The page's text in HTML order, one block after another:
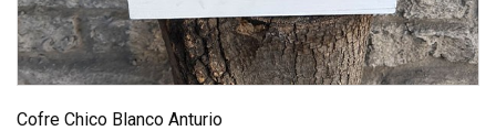
Cofre Chico Blanco Anturio